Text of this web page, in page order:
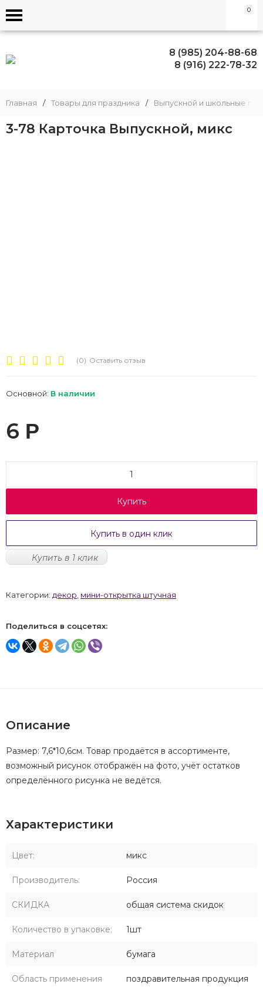
0
8 (985) 204-88-68
8 (916) 222-78-32
Главная / Товары для праздника / Выпускной и школьные
3-78 Карточка Выпускной, микс
(0) Оставить отзыв
Основной: В наличии
6 Р
Купить
Купить в один клик
Купить в 1 клик
Категории: декор мини-открытка штучная
Поделиться в соцсетях:
Описание
Размер: 7,6*10,6см. Товар продаётся в ассортименте,
возможный рисунок отображён на фото, учёт остатков
определённого рисунка не ведётся.
Характеристики
Цвет: микс
Производитель: Россия
СКИДКА общая система скидок
Количество в упаковке: 1шт
Материал бумага
Область применения поздравительная продукция